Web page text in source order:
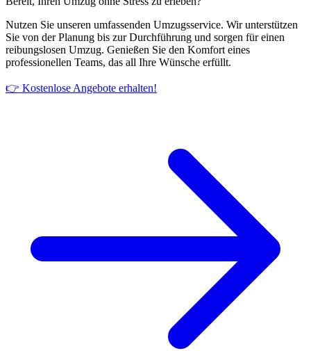
Nutzen Sie unseren umfassenden Umzugsservice. Wir unterstützen
Sie von der Planung bis zur Durchführung und sorgen für einen
reibungslosen Umzug. Genießen Sie den Komfort eines
professionellen Teams, das all Ihre Wünsche erfüllt.
👉 Kostenlose Angebote erhalten!